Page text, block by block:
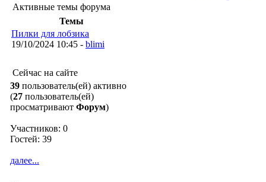
Активные темы форума
Темы
Пилки для лобзика
19/10/2024 10:45 - blimi
Сейчас на сайте
39 пользователь(ей) активно
(27 пользователь(ей)
просматривают Форум)
Участников: 0
Гостей: 39
далее...